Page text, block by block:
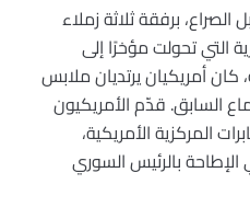
برفقة ثلاثة زملاء
التي تحولت مؤخرًا إلى
أمريكيان يرتديان ملابس
السابق. قدّم الأمريكيون
المركزية الأمريكية،
بالرئيس السوري